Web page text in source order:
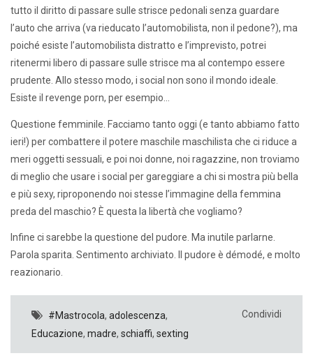
tutto il diritto di passare sulle strisce pedonali senza guardare
l’auto che arriva (va rieducato l’automobilista, non il pedone?), ma
poiché esiste l’automobilista distratto e l’imprevisto, potrei
ritenermi libero di passare sulle strisce ma al contempo essere
prudente. Allo stesso modo, i social non sono il mondo ideale.
Esiste il revenge porn, per esempio…
Questione femminile. Facciamo tanto oggi (e tanto abbiamo fatto
ieri!) per combattere il potere maschile maschilista che ci riduce a
meri oggetti sessuali, e poi noi donne, noi ragazzine, non troviamo
di meglio che usare i social per gareggiare a chi si mostra più bella
e più sexy, riproponendo noi stesse l’immagine della femmina
preda del maschio? È questa la libertà che vogliamo?
Infine ci sarebbe la questione del pudore. Ma inutile parlarne.
Parola sparita. Sentimento archiviato. Il pudore è démodé, e molto
reazionario.
#Mastrocola, adolescenza,
Educazione, madre, schiaffi, sexting
Condividi